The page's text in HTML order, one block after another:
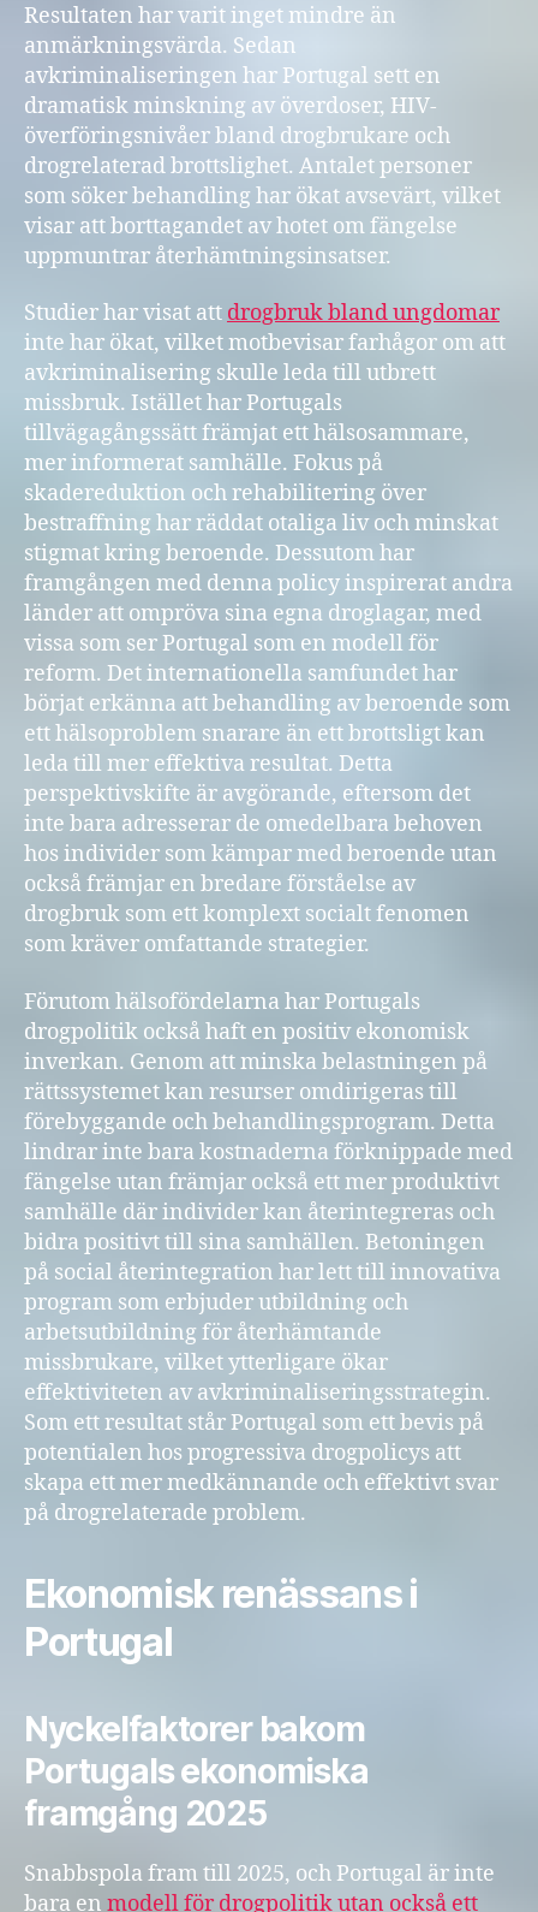
Resultaten har varit inget mindre än
anmärkningsvärda. Sedan
avkriminaliseringen har Portugal sett en
dramatisk minskning av överdoser, HIV-
överföringsnivåer bland drogbrukare och
drogrelaterad brottslighet. Antalet personer
som söker behandling har ökat avsevärt, vilket
visar att borttagandet av hotet om fängelse
uppmuntrar återhämtningsinsatser.
Studier har visat att drogbruk bland ungdomar
inte har ökat, vilket motbevisar farhågor om att
avkriminalisering skulle leda till utbrett
missbruk. Istället har Portugals
tillvägagångssätt främjat ett hälsosammare,
mer informerat samhälle. Fokus på
skadereduktion och rehabilitering över
bestraffning har räddat otaliga liv och minskat
stigmat kring beroende. Dessutom har
framgången med denna policy inspirerat andra
länder att ompröva sina egna droglagar, med
vissa som ser Portugal som en modell för
reform. Det internationella samfundet har
börjat erkänna att behandling av beroende som
ett hälsoproblem snarare än ett brottsligt kan
leda till mer effektiva resultat. Detta
perspektivskifte är avgörande, eftersom det
inte bara adresserar de omedelbara behoven
hos individer som kämpar med beroende utan
också främjar en bredare förståelse av
drogbruk som ett komplext socialt fenomen
som kräver omfattande strategier.
Förutom hälsofördelarna har Portugals
drogpolitik också haft en positiv ekonomisk
inverkan. Genom att minska belastningen på
rättssystemet kan resurser omdirigeras till
förebyggande och behandlingsprogram. Detta
lindrar inte bara kostnaderna förknippade med
fängelse utan främjar också ett mer produktivt
samhälle där individer kan återintegreras och
bidra positivt till sina samhällen. Betoningen
på social återintegration har lett till innovativa
program som erbjuder utbildning och
arbetsutbildning för återhämtande
missbrukare, vilket ytterligare ökar
effektiviteten av avkriminaliseringsstrategin.
Som ett resultat står Portugal som ett bevis på
potentialen hos progressiva drogpolicys att
skapa ett mer medkännande och effektivt svar
på drogrelaterade problem.
Ekonomisk renässans i
Portugal
Nyckelfaktorer bakom
Portugals ekonomiska
framgång 2025
Snabbspola fram till 2025, och Portugal är inte
bara en modell för drogpolitik utan också ett